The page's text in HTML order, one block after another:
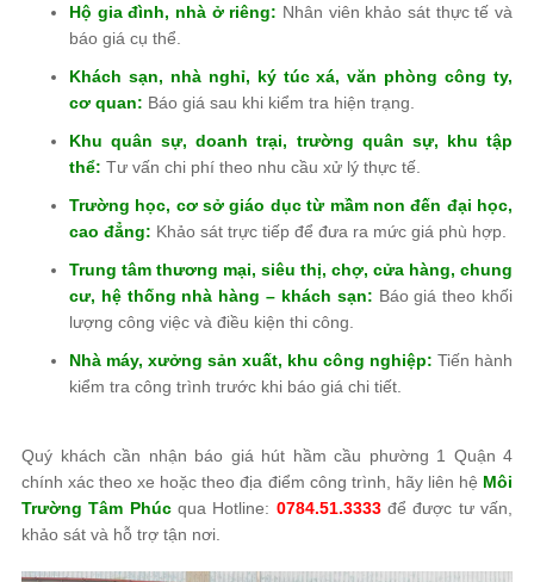
Hộ gia đình, nhà ở riêng: Nhân viên khảo sát thực tế và
báo giá cụ thể.
Khách sạn, nhà nghỉ, ký túc xá, văn phòng công ty,
cơ quan: Báo giá sau khi kiểm tra hiện trạng.
Khu quân sự, doanh trại, trường quân sự, khu tập
thể: Tư vấn chi phí theo nhu cầu xử lý thực tế.
Trường học, cơ sở giáo dục từ mầm non đến đại học,
cao đẳng: Khảo sát trực tiếp để đưa ra mức giá phù hợp.
Trung tâm thương mại, siêu thị, chợ, cửa hàng, chung
cư, hệ thống nhà hàng – khách sạn: Báo giá theo khối
lượng công việc và điều kiện thi công.
Nhà máy, xưởng sản xuất, khu công nghiệp: Tiến hành
kiểm tra công trình trước khi báo giá chi tiết.
Quý khách cần nhận báo giá hút hầm cầu phường 1 Quận 4
chính xác theo xe hoặc theo địa điểm công trình, hãy liên hệ Môi
Trường Tâm Phúcqua Hotline: 0784.51.3333để được tư vấn,
khảo sát và hỗ trợ tận nơi.